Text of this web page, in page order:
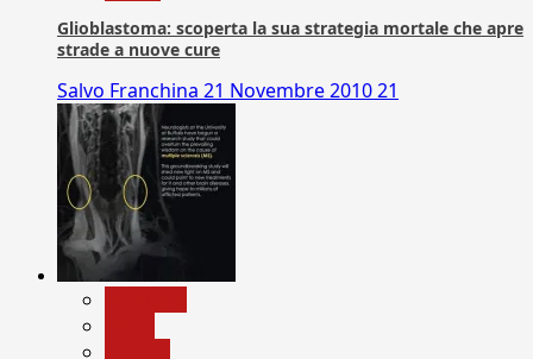
Glioblastoma: scoperta la sua strategia mortale che apre
strade a nuove cure
Salvo Franchina 21 Novembre 201021